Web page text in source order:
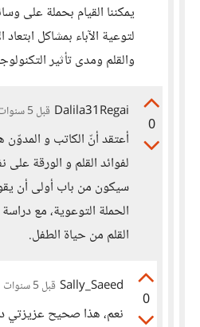
يمكننا القيام بحملة على
لتوعية الآباء بمشاكل
والقلم ومدى تأثير
0
Dalila31Regai قبل 5 سنوات
أعتقد أنّ الكاتب و المدوّن
لفوائد القلم و الورقة
سيكون من باب أولى أن
الحملة التوعوية، مع
القلم من حياة الطفل.
0
Sally_Saeed قبل 5 سنوات
نعم، هذا صحيح عزيزتي